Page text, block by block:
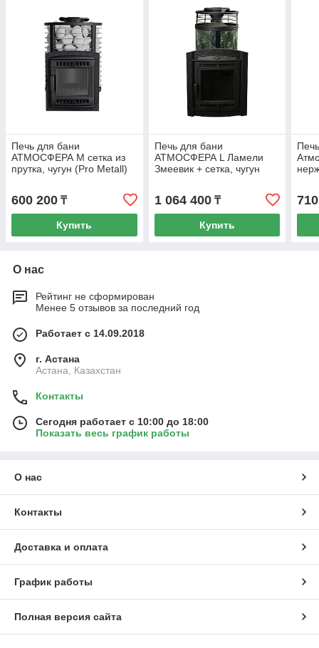
Печь для бани
АТМОСФЕРА М сетка из
прутка, чугун (Pro Metall)
600 200 ₸
Купить
Печь для бани
АТМОСФЕРА L Ламели
Змеевик + сетка, чугун
1 064 400₸
Купить
О нас
Рейтинг не сформирован
Менее 5 отзывов за последний год
Работает с 14.09.2018
г. Астана
Астана, Казахстан
Контакты
Сегодня работает с 10:00 до 18:00
Показать весь график работы
О нас
Контакты
Доставка и оплата
График работы
Полная версия сайта